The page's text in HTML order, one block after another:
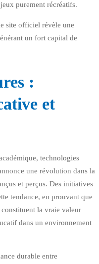
purement récréatifs.
site officiel révèle une
un fort capital de
:
et
technologies
une révolution dans la
et perçus. Des initiatives
tendance, en prouvant que
la vraie valeur
dans un environnement
durable entre